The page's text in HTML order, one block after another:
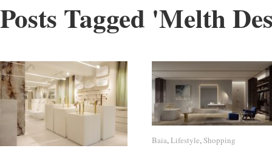
Posts Tagged 'Melth
Baia,Lifestyle,Shopping
Baia Lifestyle Shopping